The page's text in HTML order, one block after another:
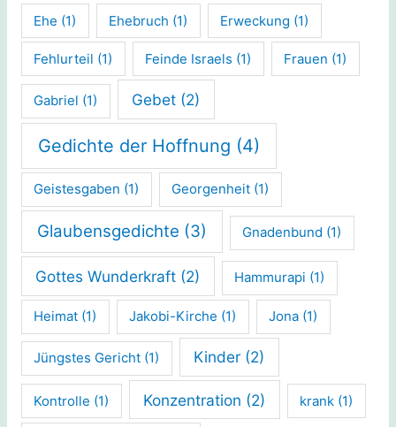
Ehe (1) Ehebruch (1) Erweckung (1)
Fehlurteil (1) Feinde Israels (1) Frauen (1)
Gabriel (1) Gebet (2)
Gedichte der Hoffnung (4)
Geistesgaben (1) Georgenheit (1)
Glaubensgedichte (3) Gnadenbund (1)
Gottes Wunderkraft (2) Hammurapi (1)
Heimat (1) Jakobi-Kirche (1) Jona (1)
Jüngstes Gericht (1) Kinder (2)
Kontrolle (1) Konzentration (2) krank (1)